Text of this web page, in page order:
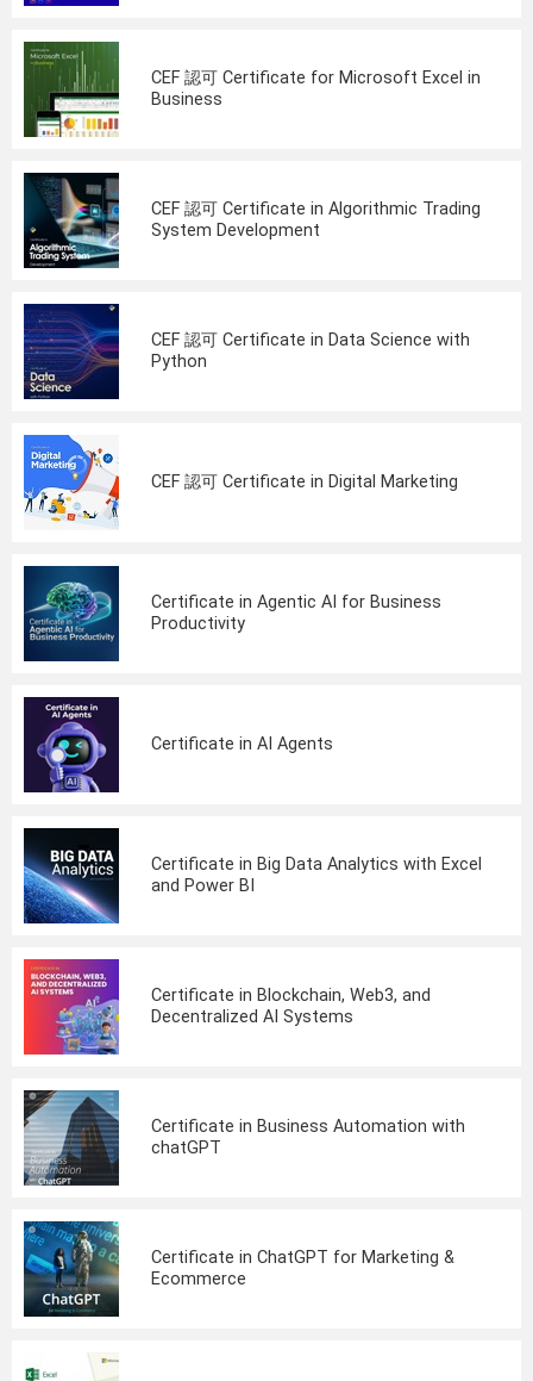
CEF 認可 Certificate for Microsoft Excel in
Business
CEF 認可 Certificate in Algorithmic Trading
System Development
CEF 認可 Certificate in Data Science with
Python
CEF 認可 Certificate in Digital Marketing
Certificate in Agentic AI for Business
Productivity
Certificate in AI Agents
Certificate in Big Data Analytics with Excel
and Power BI
Certificate in Blockchain, Web3, and
Decentralized AI Systems
Certificate in Business Automation with
chatGPT
Certificate in ChatGPT for Marketing &
Ecommerce